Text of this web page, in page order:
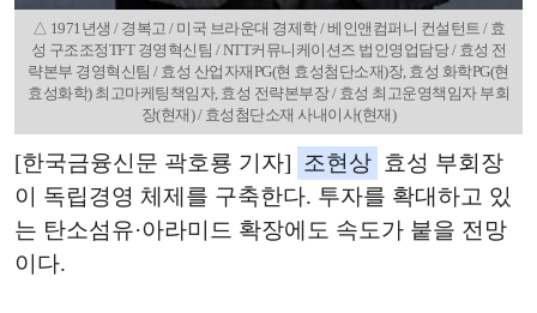
△ 1971년생 / 경복고 / 미국 브라운대 경제학 / 베인앤컴퍼니 컨설턴트 / 효
성 구조조정TFT 경영혁신팀 / NTT커뮤니케이션즈 법인영업담당 / 효성 전
략본부 경영혁신팀 / 효성 산업자재PG(현 효성첨단소재)장, 효성 화학PG(현
효성화학) 최고마케팅책임자, 효성 전략본부장 / 효성 최고운영책임자 부회
장(현재) / 효성첨단소재 사내이사(현재)
[한국금융신문 곽호룡 기자] 조현상 효성 부회장
이 독립경영 체제를 구축한다. 투자를 확대하고 있
는 탄소섬유·아라미드 확장에도 속도가 붙을 전망
이다.